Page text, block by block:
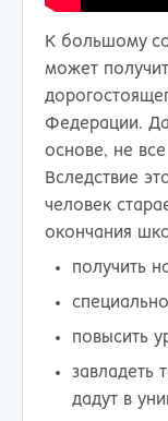
К большому
может
Федерации.
основе, не
Вследствие
человек
окончания
получить
повысить
завладеть
дадут в